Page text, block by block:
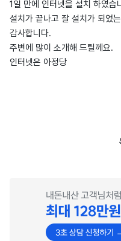
1일 만에 인터넷을 설치 하였습
설치가 끝나고 잘 설치가 되었
감사합니다.
주변에 많이 소개해 드릴께요.
인터넷은 아정당